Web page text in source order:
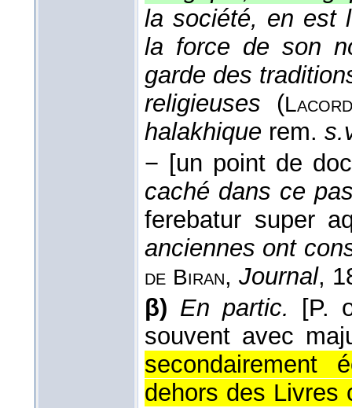
la société, en est
la force de son
garde des
religieuses (
halakhique rem.
− [un point de
caché dans ce
ferebatur super
anciennes ont
de Biran, Journal,
β) En partic.
[P.
souvent avec
secondairement
dehors des Livres